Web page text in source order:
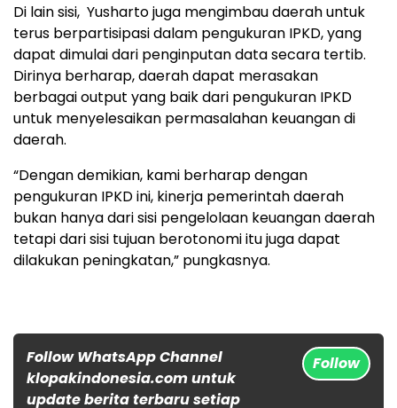
Di lain sisi, Yusharto juga mengimbau daerah untuk
terus berpartisipasi dalam pengukuran IPKD, yang
dapat dimulai dari penginputan data secara tertib.
Dirinya berharap, daerah dapat merasakan
berbagai output yang baik dari pengukuran IPKD
untuk menyelesaikan permasalahan keuangan di
daerah.
“Dengan demikian, kami berharap dengan
pengukuran IPKD ini, kinerja pemerintah daerah
bukan hanya dari sisi pengelolaan keuangan daerah
tetapi dari sisi tujuan berotonomi itu juga dapat
dilakukan peningkatan,” pungkasnya.
Follow WhatsApp Channel
klopakindonesia.com untuk
update berita terbaru setiap
Follow